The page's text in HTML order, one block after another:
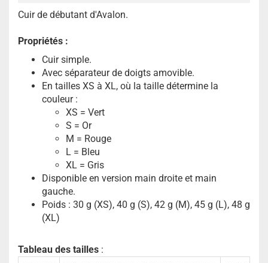
Cuir de débutant d'Avalon.
Propriétés :
Cuir simple.
Avec séparateur de doigts amovible.
En tailles XS à XL, où la taille détermine la
couleur :
XS = Vert
S = Or
M = Rouge
L = Bleu
XL = Gris
Disponible en version main droite et main
gauche.
Poids : 30 g (XS), 40 g (S), 42 g (M), 45 g (L), 48 g
(XL)
Tableau des tailles :